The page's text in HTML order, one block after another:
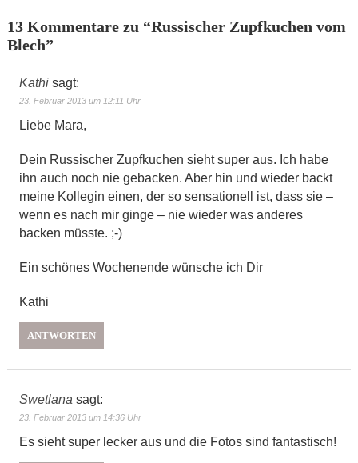
13 Kommentare zu “Russischer Zupfkuchen vom
Blech”
Kathi sagt:
23. Februar 2013 um 12:11 Uhr
Liebe Mara,
Dein Russischer Zupfkuchen sieht super aus. Ich habe
ihn auch noch nie gebacken. Aber hin und wieder backt
meine Kollegin einen, der so sensationell ist, dass sie –
wenn es nach mir ginge – nie wieder was anderes
backen müsste. ;-)
Ein schönes Wochenende wünsche ich Dir
Kathi
ANTWORTEN
Swetlana sagt:
23. Februar 2013 um 14:36 Uhr
Es sieht super lecker aus und die Fotos sind fantastisch!